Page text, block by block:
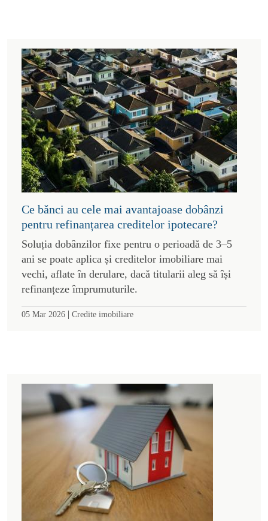
Ce bănci au cele mai avantajoase dobânzi
pentru refinanțarea creditelor ipotecare?
Soluția dobânzilor fixe pentru o perioadă de 3–5
ani se poate aplica și creditelor imobiliare mai
vechi, aflate în derulare, dacă titularii aleg să își
refinanțeze împrumuturile.
05 Mar 2026 | Credite imobiliare